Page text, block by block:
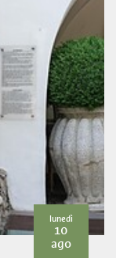
lunedì
10
ago